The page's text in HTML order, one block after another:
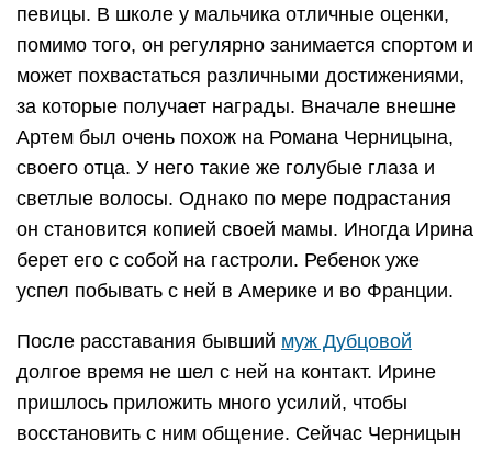
певицы. В школе у мальчика отличные оценки,
помимо того, он регулярно занимается спортом и
может похвастаться различными достижениями,
за которые получает награды. Вначале внешне
Артем был очень похож на Романа Черницына,
своего отца. У него такие же голубые глаза и
светлые волосы. Однако по мере подрастания
он становится копией своей мамы. Иногда Ирина
берет его с собой на гастроли. Ребенок уже
успел побывать с ней в Америке и во Франции.
После расставания бывший муж Дубцовой
долгое время не шел с ней на контакт. Ирине
пришлось приложить много усилий, чтобы
восстановить с ним общение. Сейчас Черницын